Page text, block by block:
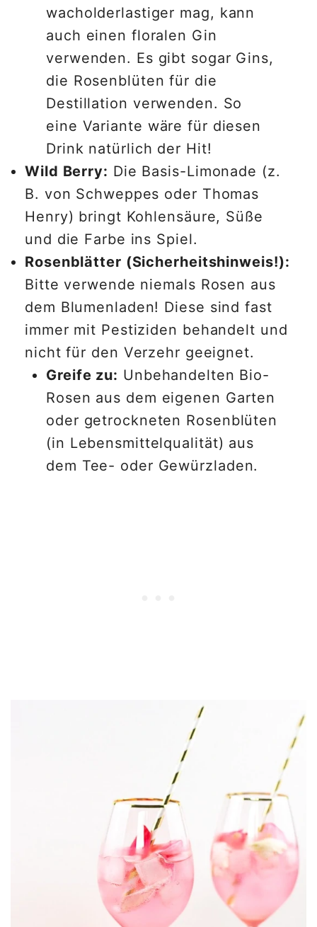
wacholderlastiger mag, kann
auch einen floralen Gin
verwenden. Es gibt sogar Gins,
die Rosenblüten für die
Destillation verwenden. So
eine Variante wäre für diesen
Drink natürlich der Hit!
Wild Berry: Die Basis-Limonade (z.
B. von Schweppes oder Thomas
Henry) bringt Kohlensäure, Süße
und die Farbe ins Spiel.
Rosenblätter (Sicherheitshinweis!):
Bitte verwende niemals Rosen aus
dem Blumenladen! Diese sind fast
immer mit Pestiziden behandelt und
nicht für den Verzehr geeignet.
Greife zu: Unbehandelten Bio-
Rosen aus dem eigenen Garten
oder getrockneten Rosenblüten
(in Lebensmittelqualität) aus
dem Tee- oder Gewürzladen.